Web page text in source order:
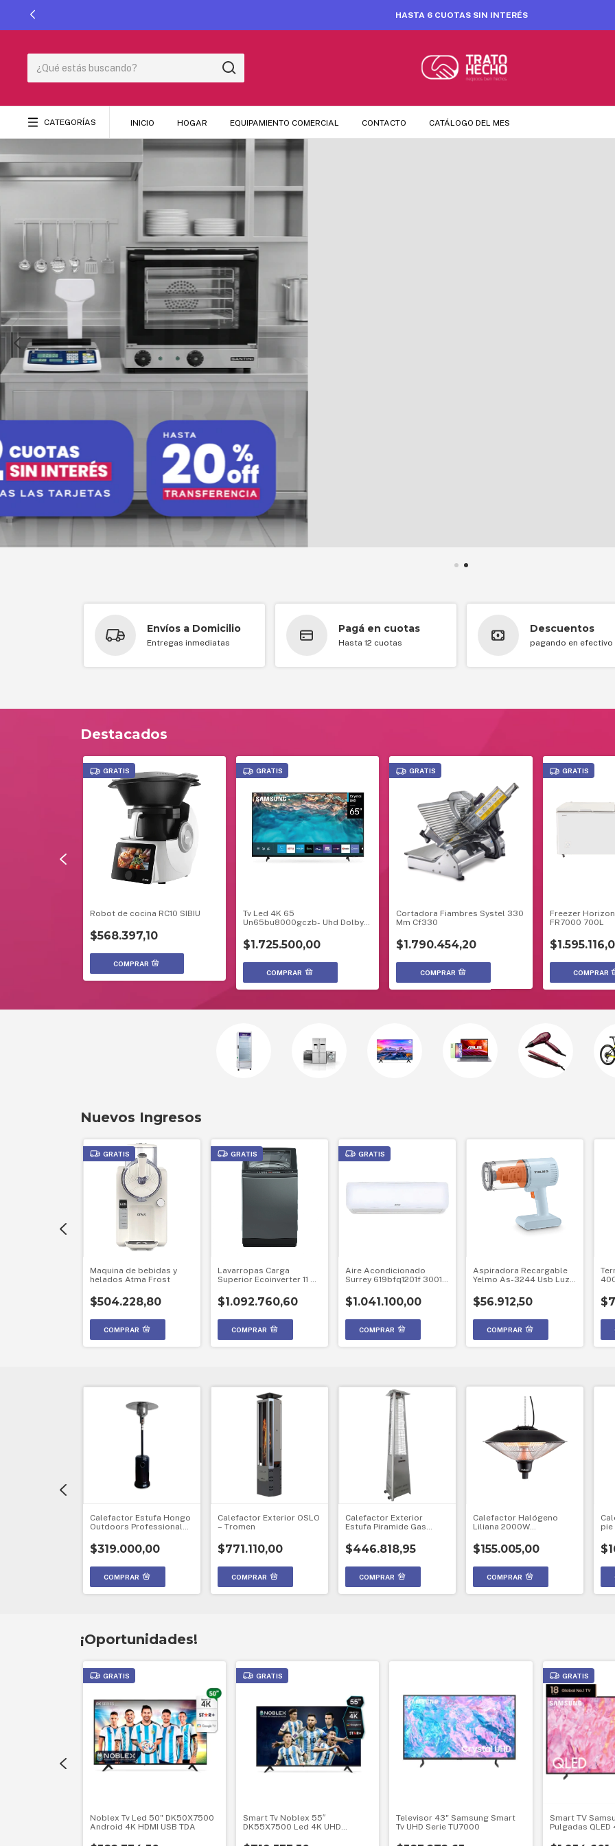
HASTA 6 CUOTAS SIN INTERÉS
CATEGORÍAS INICIO HOGAR EQUIPAMIENTO COMERCIAL CONTACTO CATÁLOGO DEL MES
Envíos a Domicilio
Entregas inmediatas
Pagá en cuotas
Hasta 12 cuotas
Descuentos
pagando en efectivo
Destacados
GRATIS
Robot de cocina RC10 SIBIU
$568.397,10
GRATIS
Tv Led 4K 65
Un65bu8000gczb- Uhd Dolby
$1.725.500,00
GRATIS
Cortadora Fiambres Systel 330
Mm Cf330
$1.790.454,20
GRATIS
Freezer
FR7000 700L
Nuevos Ingresos
GRATIS
Maquina de bebidas y
helados Atma Frost
$504.228,80
GRATIS
Lavarropas Carga
Superior Ecoinverter 11 Kg
$1.092.760,60
GRATIS
Aire Acondicionado
Surrey 619bfq1201f 3001
$1.041.100,00
Aspiradora Recargable
Yelmo As-3244 Usb Luz
$56.912,50
Calefactor Estufa Hongo
Outdoors Professional
$319.000,00
Calefactor Exterior OSLO
– Tromen
$771.110,00
Calefactor Exterior
Estufa Piramide Gas
Lusqtoff Jk-1010
$446.818,95
Calefactor Halógeno
Liliana 2000W
$155.005,00
pie
¡Oportunidades!
GRATIS
Noblex Tv Led 50" DK50X7500
Android 4K HDMI USB TDA
GRATIS
Smart Tv Noblex 55″
DK55X7500 Led 4K UHD
Televisor 43" Samsung Smart
Tv UHD Serie TU7000
GRATIS
Smart TV
Pulgadas QLED